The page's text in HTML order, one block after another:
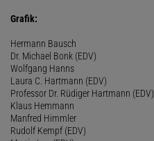
Grafik:
Hermann Bausch
Dr. Michael Bonk (EDV)
Wolfgang Hanns
Laura C. Hartmann (EDV)
Professor Dr. Rüdiger Hartmann (EDV)
Klaus Hemmann
Manfred Himmler
Rudolf Kempf (EDV)